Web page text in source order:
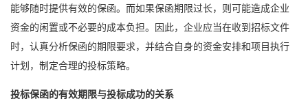
能够随时提供有效的保函。而如果保函期限过长，则可能造成企业
资金的闲置或不必要的成本负担。因此，企业应当在收到招标文件
时，认真分析保函的期限要求，并结合自身的资金安排和项目执行
计划，制定合理的投标策略。
投标保函的有效期限与投标成功的关系